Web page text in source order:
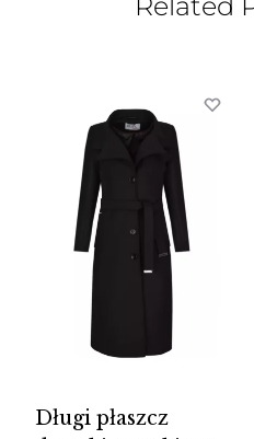
Długi płaszcz